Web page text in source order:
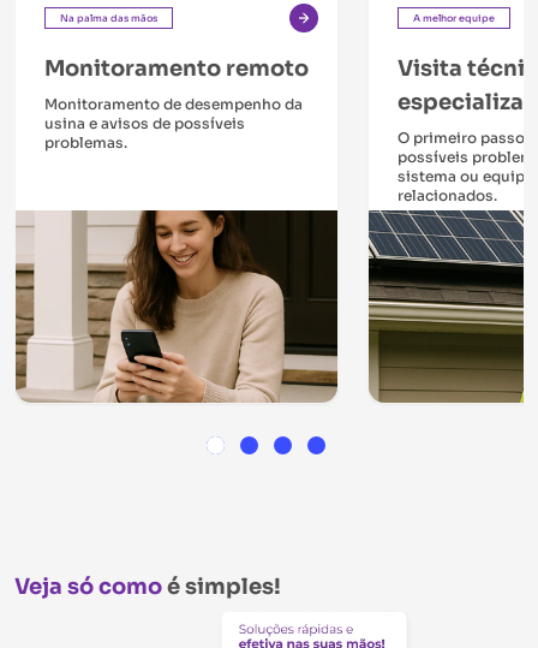
Na palma das mãos
Monitoramento remoto
Monitoramento de desempenho da
usina e avisos de possíveis
problemas.
A melhor equipe
Visita
O primeiro passo
possíveis
sistema ou
relacionados.
Veja só comoé simples!